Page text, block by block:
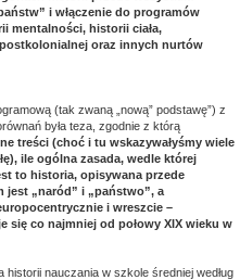
i włączenie do programów
mentalności, historii ciała,
oraz innych nurtów
(tak zwaną „nową” podstawę”) z
była teza, zgodnie z którą
treści (choć i tu wskazywałyśmy wiele
ile ogólna zasada, wedle której
to historia, opisywana przede
„naród” i „państwo”, a
i wreszcie –
się co najmniej od połowy XIX wieku w
nauczania w szkole średniej według